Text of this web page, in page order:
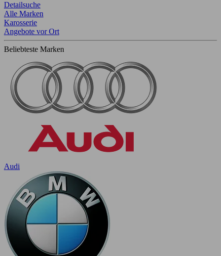
Detailsuche
Alle Marken
Karosserie
Angebote vor Ort
Beliebteste Marken
Audi